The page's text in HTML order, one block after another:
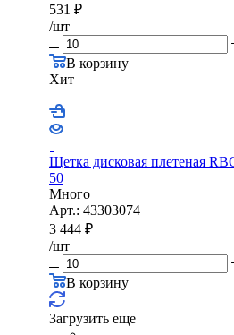
531 ₽
/шт
В корзину
Хит
Щетка дисковая плетеная
50
Много
Арт.: 43303074
3 444 ₽
/шт
В корзину
Загрузить еще